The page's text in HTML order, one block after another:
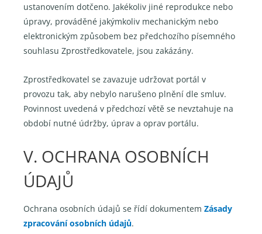
ustanovením dotčeno. Jakékoliv jiné reprodukce nebo
úpravy, prováděné jakýmkoliv mechanickým nebo
elektronickým způsobem bez předchozího písemného
souhlasu Zprostředkovatele, jsou zakázány.
Zprostředkovatel se zavazuje udržovat portál v
provozu tak, aby nebylo narušeno plnění dle smluv.
Povinnost uvedená v předchozí větě se nevztahuje na
období nutné údržby, úprav a oprav portálu.
V. OCHRANA OSOBNÍCH
ÚDAJŮ
Ochrana osobních údajů se řídí dokumentem Zásady
zpracování osobních údajů.